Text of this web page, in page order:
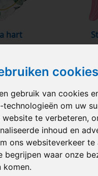
cookies
gebruik van cookies
technologieën om uw
te verbeteren,
inhoud en
ons websiteverkeer te
begrijpen waar onze
komen.
hart